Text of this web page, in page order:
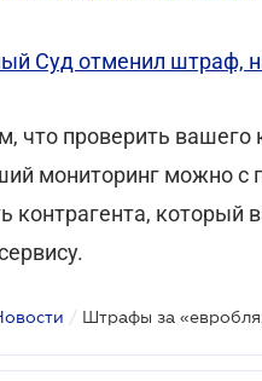
Суд отменил штраф,
что проверить вашего
мониторинг можно
контрагента, который
/ Штрафы за